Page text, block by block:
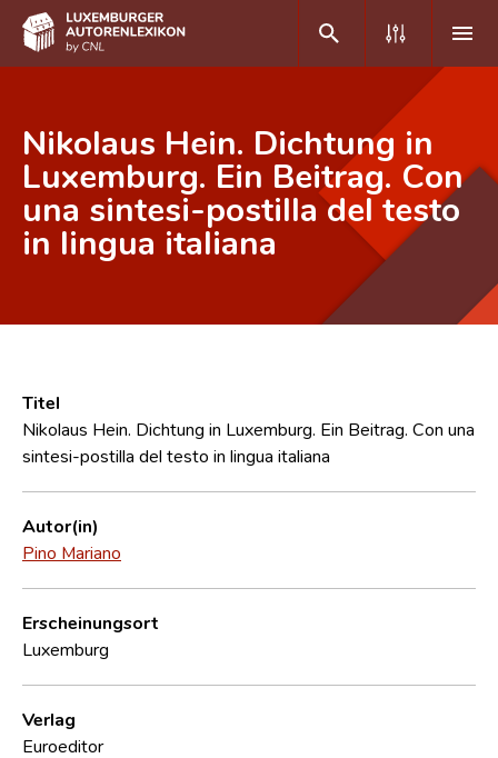
DE FR
Home
Autor(inn)en A-Z
Forschungsgruppe
Kontakt
Nikolaus Hein. Dichtung in
Luxemburg. Ein Beitrag. Con
una sintesi-postilla del testo
in lingua italiana
Titel
Nikolaus Hein. Dichtung in Luxemburg. Ein Beitrag. Con una
sintesi-postilla del testo in lingua italiana
Autor(in)
Pino Mariano
Erscheinungsort
Luxemburg
Verlag
Euroeditor